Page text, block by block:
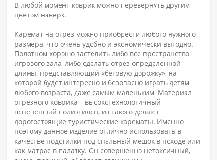
В любой момент коврик можно перевернуть другим
цветом наверх.
Каремат на отрез можно приобрести любого нужного
размера, что очень удобно и экономически выгодно.
Полотном хорошо застелить либо все пространство
игрового зала, либо сделать отрез определенной
длины, представляющий «беговую дорожку», на
которой будет интересно и безопасно играть детям
любого возраста, даже самым маленьким. Материал
отрезного коврика – высокотехнологичный
вспененный полиэтилен, из такого делают
дорогостоящие туристические карематы. Именно
поэтому данное изделие отлично использовать в
качестве подстилки под спальный мешок в походе или
как матрас в палатку. Он совершенно нетоксичный,